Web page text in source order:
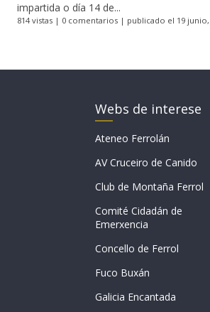
impartida o día 14 de...
814 vistas | 0 comentarios | publicado el 19 junio,
Webs de interese
Ateneo Ferrolán
AV Cruceiro de Canido
Club de Montaña Ferrol
Comité Cidadán de
Emerxencia
Concello de Ferrol
Fuco Buxán
Galicia Encantada